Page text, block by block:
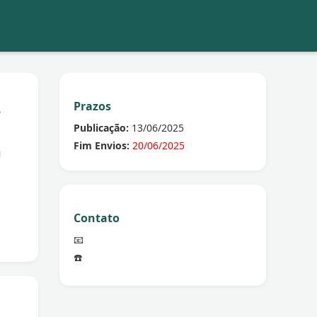
Prazos
Publicação: 13/06/2025
Fim Envios: 20/06/2025
Contato
📧
☎️